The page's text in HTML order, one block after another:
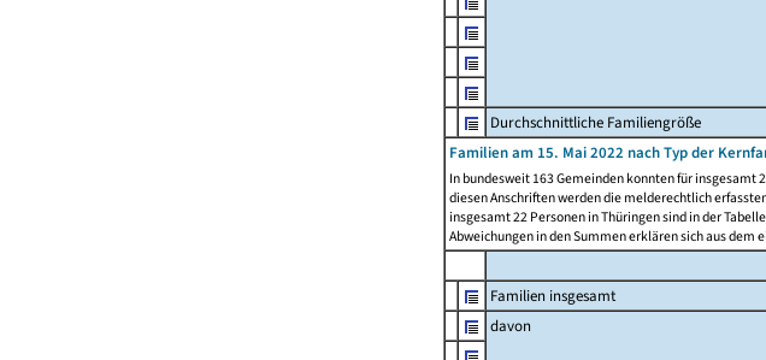
Durchschnittliche Familiengröße
Familien am 15. Mai 2022 nach Typ der
In bundesweit 163 Gemeinden konnten für insgesamt
diesen Anschriften werden die melderechtlich
insgesamt 22 Personen in Thüringen sind in der
Abweichungen in den Summen erklären sich aus
Familien insgesamt
davon